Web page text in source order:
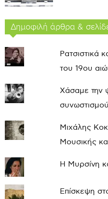
Δημοφιλή άρθρα &
Ρατσιστικά
του 19ου
Χάσαμε την
Μιχάλης
Μουσικής
Η Μυρσίνη
Επίσκεψη